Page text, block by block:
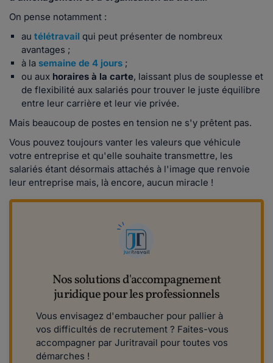
On pense notamment :
au télétravail qui peut présenter de nombreux
avantages ;
à la semaine de 4 jours ;
ou aux horaires à la carte, laissant plus de souplesse et
de flexibilité aux salariés pour trouver le juste équilibre
entre leur carrière et leur vie privée.
Mais beaucoup de postes en tension ne s'y prêtent pas.
Vous pouvez toujours vanter les valeurs que véhicule
votre entreprise et qu'elle souhaite transmettre, les
salariés étant désormais attachés à l'image que renvoie
leur entreprise mais, là encore, aucun miracle !
Nos solutions d'accompagnement
juridique pour les professionnels
Vous envisagez d'embaucher pour pallier à
vos difficultés de recrutement ? Faites-vous
accompagner par Juritravail pour toutes vos
démarches !